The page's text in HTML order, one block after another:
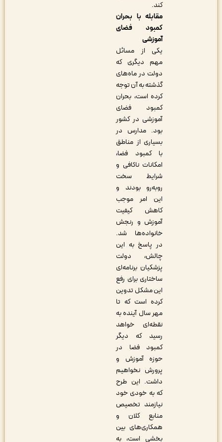
مقابله با بحران
کمبود فضای
یکی از مسائل
مهم دیگری که
دولت در ماه‌های
گذشته به آن توجه
کرده است، بحران
کمبود فضای
آموزشی در کشور
بود. مدارس در
بسیاری از مناطق
با کمبود فضا،
امکانات ناکافی و
شرایط سخت
روبه‌رو بودند و
این امر موجب
کاهش کیفیت
آموزش و رنجش
خانواده‌ها شد.
در پاسخ به این
چالش، دولت
پزشکیان برنامه‌ای
ساختاری برای رفع
این مشکل تدوین
کرده است که تا
مهر سال آینده به
نقطه‌ای خواهد
رسید که دیگر
کمبود فضا در
حوزه آموزش و
پرورش نخواهیم
داشت. این طرح
که به خودی خود
نیازمند تخصیص
منابع کلان و
همکاری‌های بین
بخشی است، به